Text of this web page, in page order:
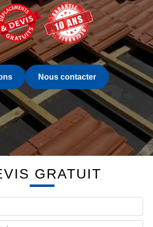
Nous contacter
GRATUIT